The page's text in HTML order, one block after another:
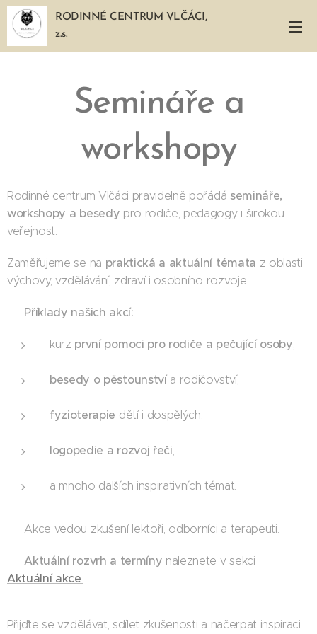
RODINNÉ CENTRUM VLČÁCI,
z.s.
Semináře a
workshopy
Rodinné centrum Vlčáci pravidelně pořádá semináře,
workshopy a besedy pro rodiče, pedagogy i širokou
veřejnost. 🧠💬
Zaměřujeme se na praktická a aktuální témata z oblasti
výchovy, vzdělávání, zdraví i osobního rozvoje.
Příklady našich akcí:
kurz první pomoci pro rodiče a pečující osoby,
besedy o pěstounstvía rodičovství,
fyzioterapie dětí i dospělých,
logopedie a rozvoj řeči,
a mnoho dalších inspirativních témat.
👥 Akce vedou zkušení lektoři, odborníci a terapeuti.
📅Aktuální rozvrh a termíny naleznete v sekci 👉
Aktuální akce.
Přijďte se vzdělávat, sdílet zkušenosti a načerpat inspiraci